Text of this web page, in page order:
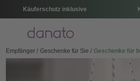
Käuferschutz inklusive
Menü
Empfänger Geschenke für Sie Geschenke für